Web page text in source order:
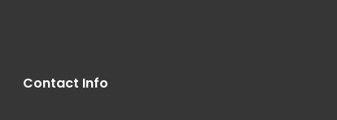
Contact Info